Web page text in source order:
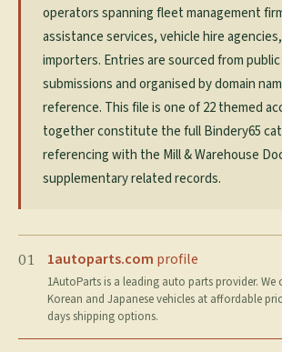
operators spanning fleet management
assistance services, vehicle hire
importers. Entries are sourced from public
submissions and organised by domain
reference. This file is one of 22 themed
together constitute the full Bindery65
referencing with the Mill & Warehouse
supplementary related records.
01 1autoparts.com profile
1AutoParts is a leading auto parts provider.
Korean and Japanese vehicles at affordable
days shipping options.